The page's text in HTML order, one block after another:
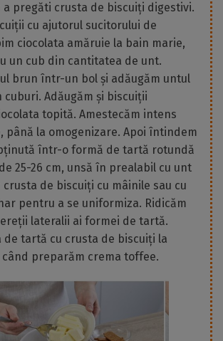
a pregăti crusta de biscuiți digestivi.
cu ajutorul sucitorului de
ciocolata amăruie la bain marie,
un cub din cantitatea de unt.
brun într-un bol și adăugăm untul
cuburi. Adăugăm și biscuiții
topită. Amestecăm intens
până la omogenizare. Apoi întindem
într-o formă de tartă rotundă
25-26 cm, unsă în prealabil cu unt
de biscuiți cu mâinile sau cu
pentru a se uniformiza. Ridicăm
lateralii ai formei de tartă.
de tartă cu crusta de biscuiți la
preparăm crema toffee.